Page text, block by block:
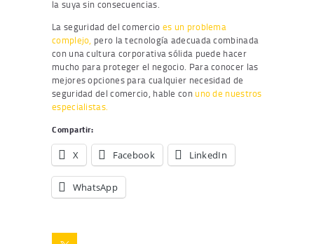
la suya sin consecuencias.
La seguridad del comercio es un problema
complejo, pero la tecnología adecuada combinada
con una cultura corporativa sólida puede hacer
mucho para proteger el negocio. Para conocer las
mejores opciones para cualquier necesidad de
seguridad del comercio, hable conuno de nuestros
especialistas.
Compartir:
X Facebook LinkedIn
WhatsApp